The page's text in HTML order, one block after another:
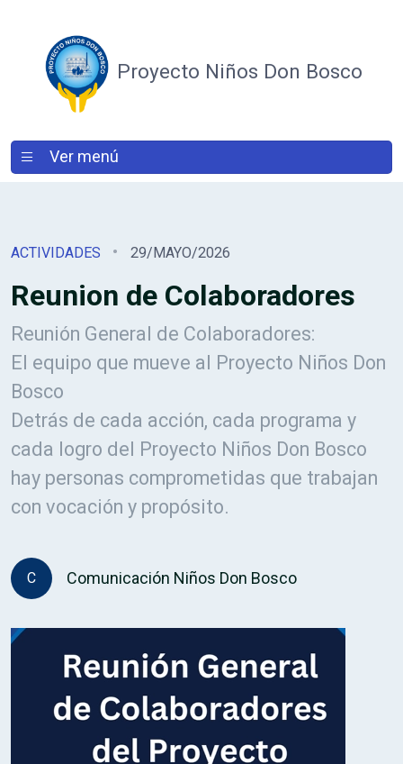
Proyecto Niños Don Bosco
Ver menú
ACTIVIDADES 29/MAYO/2026
Reunion de Colaboradores
Reunión General de Colaboradores:
El equipo que mueve al Proyecto Niños Don
Bosco
Detrás de cada acción, cada programa y
cada logro del Proyecto Niños Don Bosco
hay personas comprometidas que trabajan
con vocación y propósito.
C Comunicación Niños Don Bosco